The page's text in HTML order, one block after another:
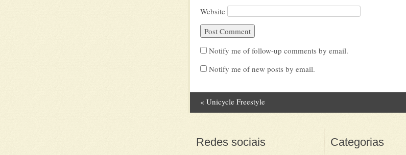
Website
Notify me of follow-up comments by email.
Notify me of new posts by email.
Post navigation
« Unicycle Freestyle
Redes sociais Categorias